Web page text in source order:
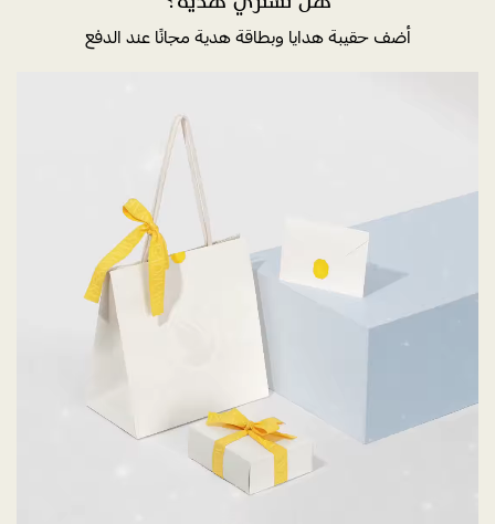
أضف حقيبة هدايا وبطاقة هدية مجانًا عند الدفع